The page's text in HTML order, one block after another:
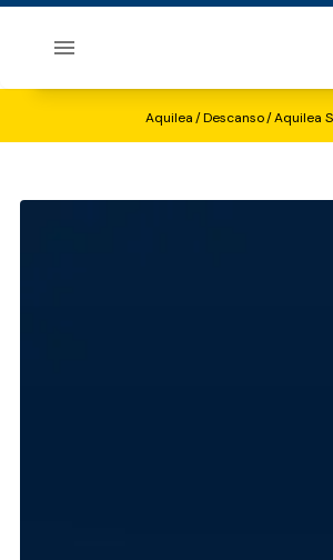
Aquilea Sueño Express
Aquilea/Descanso/Aquilea